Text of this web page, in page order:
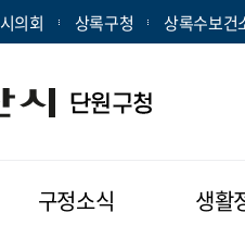
의회 상록구청 상록수보건
구정소식 생활